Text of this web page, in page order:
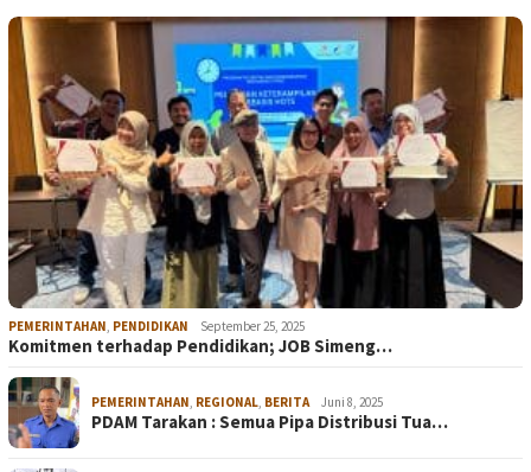
PEMERINTAHAN PENDIDIKAN September 25, 2025
Komitmen terhadap Pendidikan; JOB Simeng…
PEMERINTAHAN REGIONAL BERITA Juni 8, 2025
PDAM Tarakan : Semua Pipa Distribusi Tua…